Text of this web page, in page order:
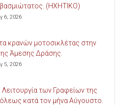
(ΗΧΗΤΙΚΟ)
6, 2026
κρανών μοτοσικλέτας στην
Άμεσης Δράσης.
5, 2026
των Γραφείων της
κατά τον μήνα Αύγουστο.